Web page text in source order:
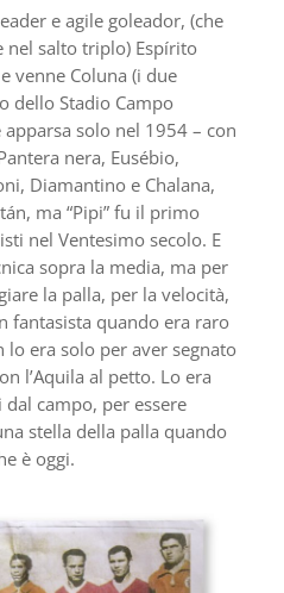
e agile goleador, (che
nel salto triplo) Espírito
venne Coluna (i due
dello Stadio Campo
apparsa solo nel 1954 – con
nera, Eusébio,
Diamantino e Chalana,
ma “Pipi” fu il primo
nel Ventesimo secolo. E
sopra la media, ma per
la palla, per la velocità,
fantasista quando era raro
lo era solo per aver segnato
l’Aquila al petto. Lo era
campo, per essere
stella della palla quando
è oggi.